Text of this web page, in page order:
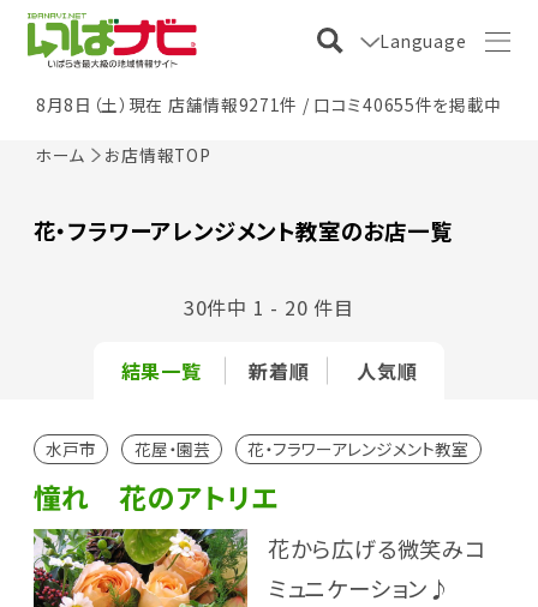
Language
8月8日（土）現在 店舗情報9271件 / 口コミ40655件を掲載中
ホーム お店情報TOP
花・フラワーアレンジメント教室のお店一覧
結果一覧 新着順 人気順
30件中 1 - 20 件目
水戸市 花屋・園芸 花・フラワーアレンジメント教室
憧れ 花のアトリエ
花から広げる微笑みコ
ミュニケーション♪